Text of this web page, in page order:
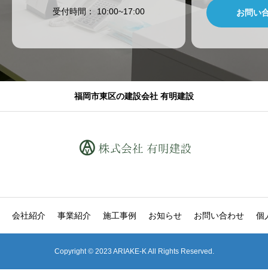
​受付時間： 10:00~17:00 お問い
福岡市東区の建設会社 有明建設
会社紹介 事業紹介 施工事例 お知らせ お問い合わせ 個
Copyright © 2023 ARIAKE-K All Rights Reserved.